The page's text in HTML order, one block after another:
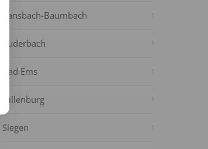
Ransbach-Baumbach
Puderbach
Bad Ems
Dillenburg
Siegen